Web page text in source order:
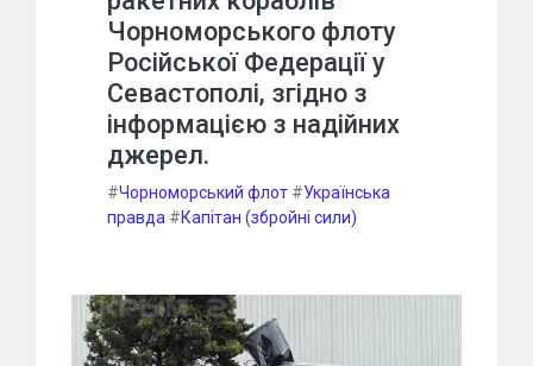
Чорноморського флоту
Російської Федерації у
Севастополі, згідно з
інформацією з надійних
джерел.
#Чорноморський флот #Українська
правда #Капітан (збройні сили)